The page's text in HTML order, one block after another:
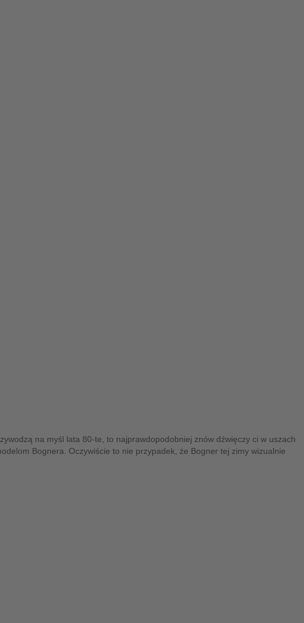
na myśl lata 80-te, to najprawdopodobniej znów dźwięczy ci w uszach
Bognera. Oczywiście to nie przypadek, że Bogner tej zimy wizualnie